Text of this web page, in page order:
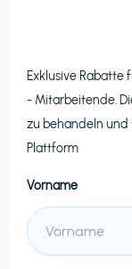
Exklusive
- Mitarbeitende.
zu behandeln und
Plattform
Vorname